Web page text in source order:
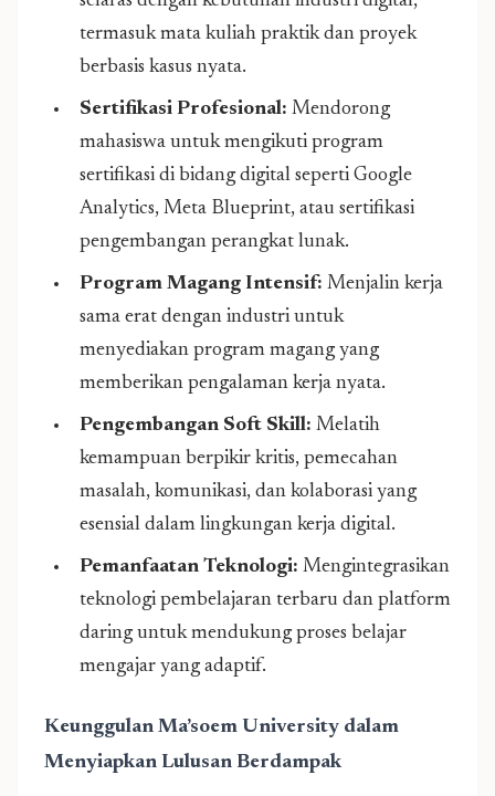
termasuk mata kuliah praktik dan proyek
berbasis kasus nyata.
Sertifikasi Profesional: Mendorong
mahasiswa untuk mengikuti program
sertifikasi di bidang digital seperti Google
Analytics, Meta Blueprint, atau sertifikasi
pengembangan perangkat lunak.
Program Magang Intensif: Menjalin kerja
sama erat dengan industri untuk
menyediakan program magang yang
memberikan pengalaman kerja nyata.
Pengembangan Soft Skill: Melatih
kemampuan berpikir kritis, pemecahan
masalah, komunikasi, dan kolaborasi yang
esensial dalam lingkungan kerja digital.
Pemanfaatan Teknologi: Mengintegrasikan
teknologi pembelajaran terbaru dan platform
daring untuk mendukung proses belajar
mengajar yang adaptif.
Keunggulan Ma’soem University dalam
Menyiapkan Lulusan Berdampak